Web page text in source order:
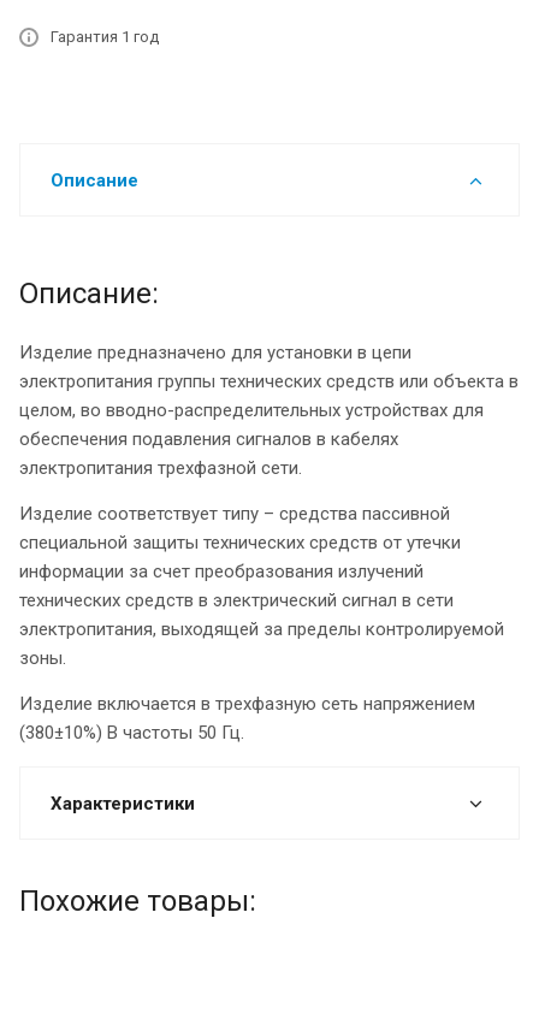
Гарантия 1 год
Описание
Описание:
Изделие предназначено для установки в цепи
электропитания группы технических средств или объекта в
целом, во вводно-распределительных устройствах для
обеспечения подавления сигналов в кабелях
электропитания трехфазной сети.
Изделие соответствует типу – средства пассивной
специальной защиты технических средств от утечки
информации за счет преобразования излучений
технических средств в электрический сигнал в сети
электропитания, выходящей за пределы контролируемой
зоны.
Изделие включается в трехфазную сеть напряжением
(380±10%) В частоты 50 Гц.
Характеристики
Похожие товары: